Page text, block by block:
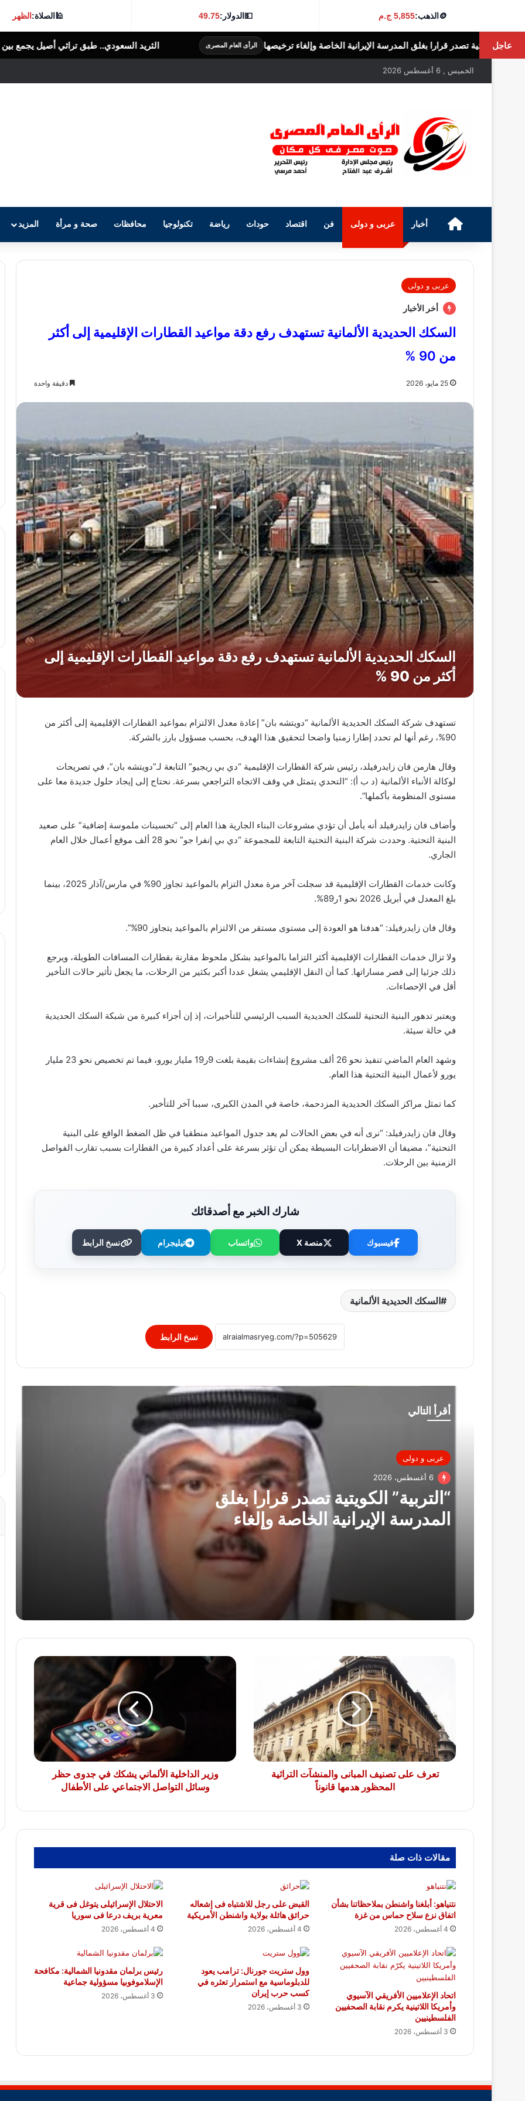
🪙الذهب:5,855 ج.م 💵الدولار:49.75
🕌الصلاة:الظهر
عاجل
المدرسة الإيرانية الخاصة وإلغاء ترخيصها الرأى العام المصرى الثريد السعودي.. طبق تراثي أصيل يجمع بين البساطة والنكهة الغنية
الخميس , 6 أغسطس 2026
الرئيسيةأخبار عربى و دولى فن اقتصاد حوداث رياضة تكنولوجيا محافظات صحة و مرأة المزيد
عربى و دولى
أخر الأخبار
السكك الحديدية الألمانية تستهدف رفع دقة مواعيد القطارات الإقليمية إلى أكثر
من 90 %
25 مايو، 2026 دقيقة واحدة
تستهدف شركة السكك الحديدية الألمانية “دويتشه بان” إعادة معدل الالتزام بمواعيد القطارات الإقليمية إلى أكثر من
90%، رغم أنها لم تحدد إطارا زمنيا واضحا لتحقيق هذا الهدف، بحسب مسؤول بارز بالشركة.
وقال هارمن فان زايدرفيلد، رئيس شركة القطارات الإقليمية “دي بي ريجيو” التابعة لـ”دويتشه بان”، في تصريحات
لوكالة الأنباء الألمانية (د ب أ): “التحدي يتمثل في وقف الاتجاه التراجعي بسرعة. نحتاج إلى إيجاد حلول جديدة معا على
مستوى المنظومة بأكملها”.
وأضاف فان زايدرفيلد أنه يأمل أن تؤدي مشروعات البناء الجارية هذا العام إلى “تحسينات ملموسة إضافية” على صعيد
البنية التحتية. وحددت شركة البنية التحتية التابعة للمجموعة “دي بي إنفرا جو” نحو 28 ألف موقع أعمال خلال العام
الجاري.
وكانت خدمات القطارات الإقليمية قد سجلت آخر مرة معدل التزام بالمواعيد تجاوز 90% في مارس/آذار 2025، بينما
بلغ المعدل في أبريل 2026 نحو 1ر89%.
وقال فان زايدرفيلد: “هدفنا هو العودة إلى مستوى مستقر من الالتزام بالمواعيد يتجاوز 90%”.
ولا تزال خدمات القطارات الإقليمية أكثر التزاما بالمواعيد بشكل ملحوظ مقارنة بقطارات المسافات الطويلة، ويرجع
ذلك جزئيا إلى قصر مساراتها. كما أن النقل الإقليمي يشغل عددا أكبر بكثير من الرحلات، ما يجعل تأثير حالات التأخير
أقل في الإحصاءات.
ويعتبر تدهور البنية التحتية للسكك الحديدية السبب الرئيسي للتأخيرات، إذ إن أجزاء كبيرة من شبكة السكك الحديدية
في حالة سيئة.
وشهد العام الماضي تنفيذ نحو 26 ألف مشروع إنشاءات بقيمة بلغت 9ر19 مليار يورو، فيما تم تخصيص نحو 23 مليار
يورو لأعمال البنية التحتية هذا العام.
كما تمثل مراكز السكك الحديدية المزدحمة، خاصة في المدن الكبرى، سببا آخر للتأخير.
وقال فان زايدرفيلد: “نرى أنه في بعض الحالات لم يعد جدول المواعيد منطقيا في ظل الضغط الواقع على البنية
التحتية”، مضيفا أن الاضطرابات البسيطة يمكن أن تؤثر بسرعة على أعداد كبيرة من القطارات بسبب تقارب الفواصل
الزمنية بين الرحلات.
شارك الخبر مع أصدقائك
فيسبوك منصة X واتساب تيليجرام نسخ الرابط
السكك الحديدية الألمانية
نسخ الرابط
أقرأ التالي
عربى و دولى
6 أغسطس، 2026
“التربية” الكويتية تصدر قرارا بغلق
المدرسة الإيرانية الخاصة وإلغاء
“التربية” الكويتية تصدر قرارا بغلق المدرسة
بكورسيكا
شراكة أقوى مع إسرائيل..
على بلدة برج الشمالي
لغز اختفاء مجتبى خامنئي يحير الولايات
المتحدة.. خبير: إما مات أو أصبح عاجزا
لمواجهة تهديدات ترامب.. تجنيد إلزامى ممتد
فى الدنمارك ونشر 100 جندي لأول مرة
بين الحرب والسلام.. هل تنجح الجهود
الأردن يؤيد بيان مصر وقطر وتركيا بإدانة
الانتهاكات الإسرائيلية فى غزة
مصادر أمنية بحرية: إصابة سفينة بضائع
بمقذوف قرب مضيق هرمز
والمنشآت
التراثية
المحظور
هدمها
قانوناً
تعرف على تصنيف المبانى والمنشآت التراثية
المحظور هدمها قانوناً
وزير
الداخلية
التواصل
الاجتماعيوزير الداخلية الألماني يشكك في جدوى حظر
وسائل التواصل الاجتماعي على الأطفال
مقالات ذات صلة
نتنياهو: أبلغنا واشنطن بملاحظاتنا بشأن
اتفاق نزع سلاح حماس من غزة
4 أغسطس، 2026
القبض على رجل للاشتباه فى إشعاله
حرائق هائلة بولاية واشنطن الأمريكية
4 أغسطس، 2026
الاحتلال الإسرائيلى يتوغل فى قرية
معرية بريف درعا فى سوريا
4 أغسطس، 2026
اتحاد الإعلاميين الأفريقي الآسيوي
وأمريكا اللاتينية يكرم نقابة الصحفيين
الفلسطينيين
3 أغسطس، 2026
وول ستريت جورنال: ترامب يعود
للدبلوماسية مع استمرار تعثره في
كسب حرب إيران
3 أغسطس، 2026
رئيس برلمان مقدونيا الشمالية: مكافحة
الإسلاموفوبيا مسؤولية جماعية
3 أغسطس، 2026